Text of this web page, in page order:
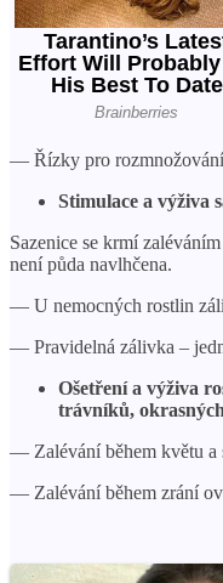
— Řízky pro
Stimulace a výživa
Sazenice se krmí
není půda navlhčena.
— U nemocných rostlin
— Pravidelná zálivka –
Ošetření a výživa
trávníků,
— Zalévání během květu
— Zalévání během zrání